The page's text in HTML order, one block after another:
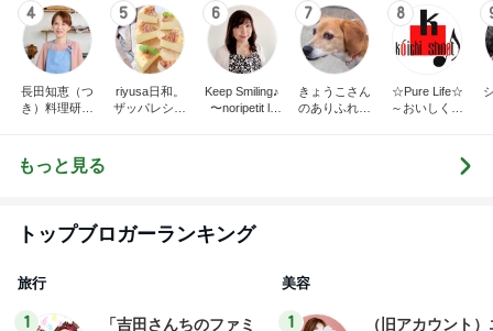
4
長田知恵（つ
き）料理研究
キッチンアイ
テム」
5
riyusa日和。
ザッパレシピ
6
Keep Smiling♪
〜noripetit lif
7
きょうこさん
のありふれた
8
☆Pure Life☆
～おいしく、
もっと見る
トップブロガーランキング
旅行
1
「吉田さんちのファミ
美容
1
（旧アカウント